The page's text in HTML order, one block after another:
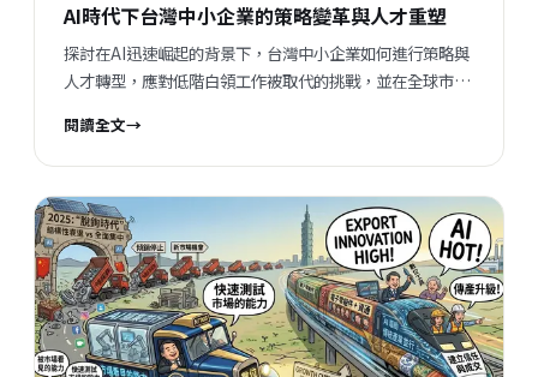
AI時代下台灣中小企業的策略變革與人才重塑
探討在AI迅速崛起的背景下，台灣中小企業如何進行策略與
人才轉型，應對低階白領工作被取代的挑戰，並在全球市場
閱讀全文→